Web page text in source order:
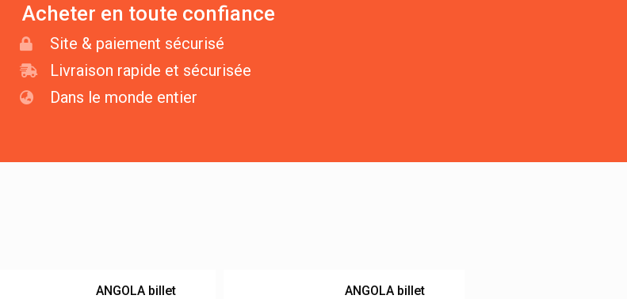
Acheter en toute confiance
Site & paiement sécurisé
Livraison rapide et sécurisée
Dans le monde entier
ANGOLA billet
ANGOLA billet